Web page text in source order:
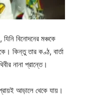
বিনোদনের মঞ্চকে
কিন্তু তার কণ্ঠ, বার্তা
নানা প্রান্তে।
আড়ালে থেকে যায়।